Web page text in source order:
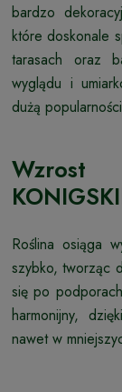
bardzo
które doskonale
tarasach oraz
wyglądu i
dużą
Roślina osiąga
szybko, tworząc
się po
harmonijny,
nawet w